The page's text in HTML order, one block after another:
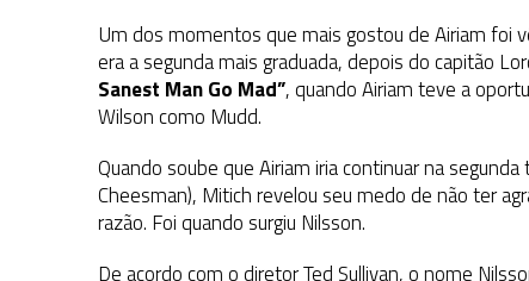
Um dos momentos que mais gostou de Airiam foi
era a segunda mais graduada, depois do capitão
Sanest Man Go Mad”, quando Airiam teve a
Wilson como Mudd.
Quando soube que Airiam iria continuar na
Cheesman), Mitich revelou seu medo de não ter
razão. Foi quando surgiu Nilsson.
De acordo com o diretor Ted Sullivan, o nome